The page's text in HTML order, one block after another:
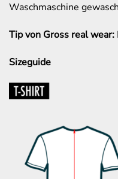
Waschmaschine
Tip von Gross real wear:
Sizeguide